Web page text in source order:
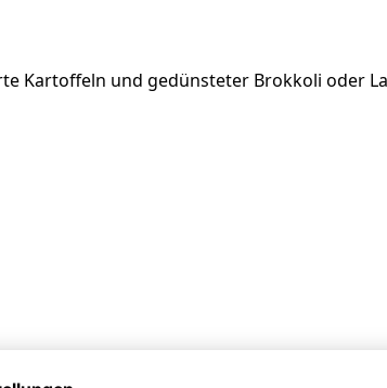
Kartoffeln und gedünsteter Brokkoli oder